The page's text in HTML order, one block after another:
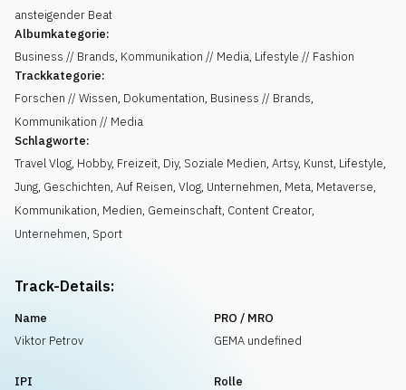
ansteigender Beat
Albumkategorie:
Business // Brands, Kommunikation // Media, Lifestyle // Fashion
Trackkategorie:
Forschen // Wissen, Dokumentation, Business // Brands,
Kommunikation // Media
Schlagworte:
Travel Vlog, Hobby, Freizeit, Diy, Soziale Medien, Artsy, Kunst, Lifestyle,
Jung, Geschichten, Auf Reisen, Vlog, Unternehmen, Meta, Metaverse,
Kommunikation, Medien, Gemeinschaft, Content Creator,
Unternehmen, Sport
Track-Details:
Name
Viktor Petrov
PRO / MRO
GEMA undefined
IPI
Rolle